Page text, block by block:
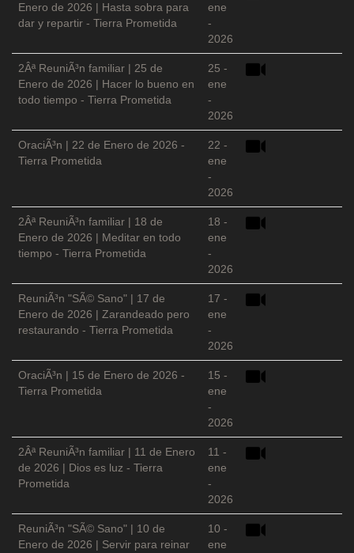
Enero de 2026 | Hasta sobra para
dar y repartir - Tierra Prometida
ene
-
2026
2Âª ReuniÃ³n familiar | 25 de
Enero de 2026 | Hacer lo bueno en
todo tiempo - Tierra Prometida
25 -
ene
-
2026
OraciÃ³n | 22 de Enero de 2026 -
Tierra Prometida
22 -
ene
-
2026
2Âª ReuniÃ³n familiar | 18 de
Enero de 2026 | Meditar en todo
tiempo - Tierra Prometida
18 -
ene
-
2026
ReuniÃ³n "SÃ© Sano" | 17 de
Enero de 2026 | Zarandeado pero
restaurando - Tierra Prometida
17 -
ene
-
2026
OraciÃ³n | 15 de Enero de 2026 -
Tierra Prometida
15 -
ene
-
2026
2Âª ReuniÃ³n familiar | 11 de Enero
de 2026 | Dios es luz - Tierra
Prometida
11 -
ene
-
2026
ReuniÃ³n "SÃ© Sano" | 10 de
Enero de 2026 | Servir para reinar
10 -
ene